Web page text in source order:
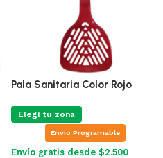
Pala Sanitaria Color Rojo
Elegí tu zona
Envio Programable
Envío gratis desde $2.500